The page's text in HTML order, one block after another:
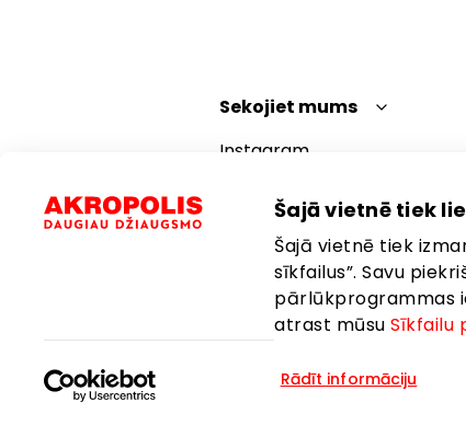
Šajā vietnē tiek
Šajā vietnē tiek
sīkfailus”. Savu
pārlūkprogrammas
atrast mūsu Sīkfailu
Rādīt informāciju
Sekojiet mums
Instagram
YouTube
Valoda:Latviešu